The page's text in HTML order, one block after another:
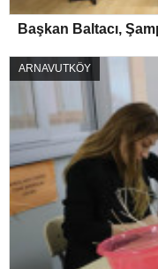
Başkan Baltacı,
ARNAVUTKÖY